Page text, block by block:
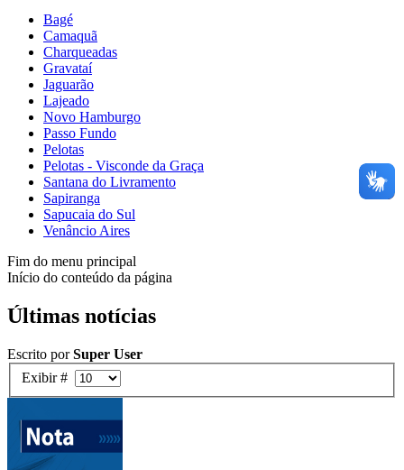
Bagé
Camaquã
Charqueadas
Gravataí
Jaguarão
Lajeado
Novo Hamburgo
Passo Fundo
Pelotas
Pelotas - Visconde da Graça
Santana do Livramento
Sapiranga
Sapucaia do Sul
Venâncio Aires
Fim do menu principal
Início do conteúdo da página
Últimas notícias
Escrito porSuper User
Exibir #